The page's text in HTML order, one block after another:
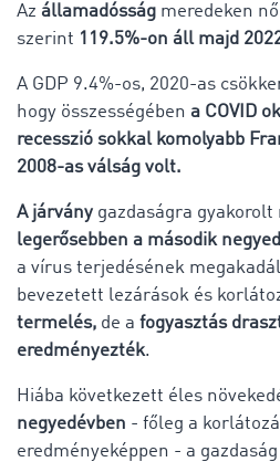
Az államadósság meredeken
szerint 119.5%-on áll majd
A GDP 9.4%-os, 2020-as
hogy összességében a COVID
recesszió sokkal komolyabb
2008-as válság volt.
A járvány gazdaságra gyakorolt
legerősebben a második
a vírus terjedésének
bevezetett lezárások és
termelés, de a fogyasztás
eredményezték.
Hiába következett éles
negyedévben - főleg a
eredményeképpen - a